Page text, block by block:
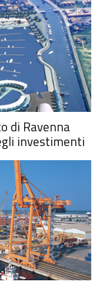
di Ravenna
investimenti